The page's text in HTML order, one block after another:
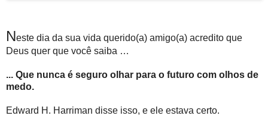
Neste dia da sua vida querido(a) amigo(a) acredito que
Deus quer que você saiba …
... Que nunca é seguro olhar para o futuro com olhos de
medo.
Edward H. Harriman disse isso, e ele estava certo.